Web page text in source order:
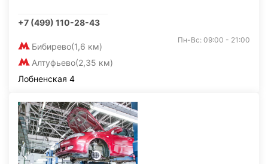
+7 (499) 110-28-43
Бибирево(1,6 км)
Алтуфьево(2,35 км)
Пн-Вс: 09:00 - 21:00
Лобненская 4